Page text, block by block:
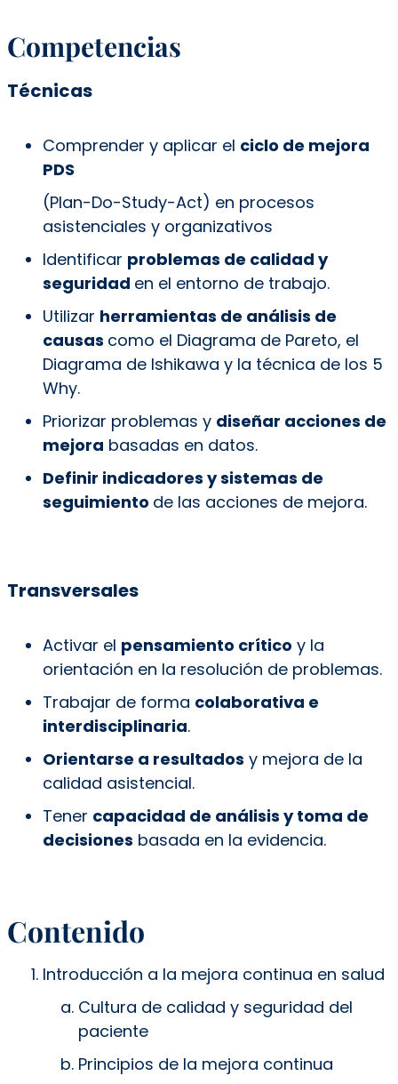
Competencias
Técnicas
Comprender y aplicar el ciclo de mejora
PDS
(Plan-Do-Study-Act) en procesos
asistenciales y organizativos
Identificar problemas de calidad y
seguridad en el entorno de trabajo.
Utilizar herramientas de análisis de
causas como el Diagrama de Pareto, el
Diagrama de Ishikawa y la técnica de los 5
Why.
Priorizar problemas y diseñar acciones de
mejora basadas en datos.
Definir indicadores y sistemas de
seguimiento de las acciones de mejora.
Transversales
Activar el pensamiento crítico y la
orientación en la resolución de problemas.
Trabajar de forma colaborativa e
interdisciplinaria.
Orientarse a resultados y mejora de la
calidad asistencial.
Tener capacidad de análisis y toma de
decisiones basada en la evidencia.
Contenido
Introducción a la mejora continua en salud
Cultura de calidad y seguridad del
paciente
Principios de la mejora continua